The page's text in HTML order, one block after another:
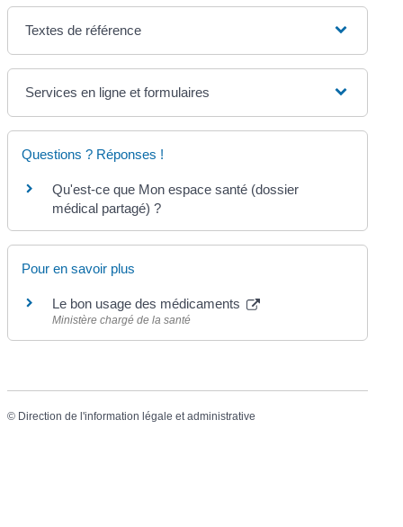
Textes de référence
Services en ligne et formulaires
Questions ? Réponses !
Qu'est-ce que Mon espace santé (dossier
médical partagé) ?
Pour en savoir plus
Le bon usage des médicaments
Ministère chargé de la santé
© Direction de l'information légale et administrative